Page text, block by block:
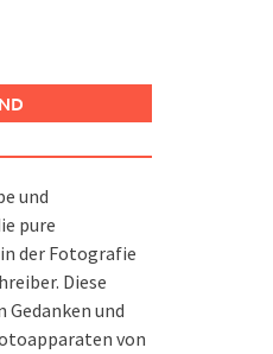
und
pure
der Fotografie
Diese
und
von